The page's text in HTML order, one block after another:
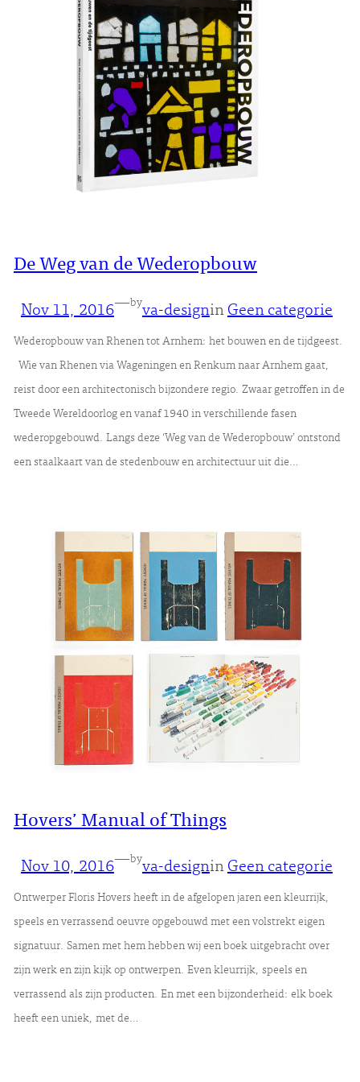
De Weg van de Wederopbouw
Nov 11, 2016—byva-designin Geen categorie
Wederopbouw van Rhenen tot Arnhem: het bouwen en de tijdgeest.
Wie van Rhenen via Wageningen en Renkum naar Arnhem gaat,
reist door een architectonisch bijzondere regio. Zwaar getroffen in de
Tweede Wereldoorlog en vanaf 1940 in verschillende fasen
wederopgebouwd. Langs deze ‘Weg van de Wederopbouw’ ontstond
een staalkaart van de stedenbouw en architectuur uit die…
Hovers’ Manual of Things
Nov 10, 2016—byva-designin Geen categorie
Ontwerper Floris Hovers heeft in de afgelopen jaren een kleurrijk,
speels en verrassend oeuvre opgebouwd met een volstrekt eigen
signatuur. Samen met hem hebben wij een boek uitgebracht over
zijn werk en zijn kijk op ontwerpen. Even kleurrijk, speels en
verrassend als zijn producten. En met een bijzonderheid: elk boek
heeft een uniek, met de…